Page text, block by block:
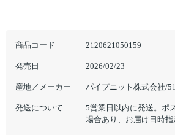
商品コード 2120621050159
発売日 2026/02/23
産地／メーカー パイプニット株式会社/
発送について
5営業日以内に発送。ポ
場合あり、お届け日時指